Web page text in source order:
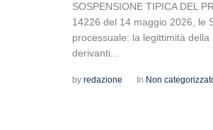
SOSPENSIONE TIPICA DEL
14226 del 14 maggio 2026, le
processuale: la legittimità
derivanti...
by redazione In Non